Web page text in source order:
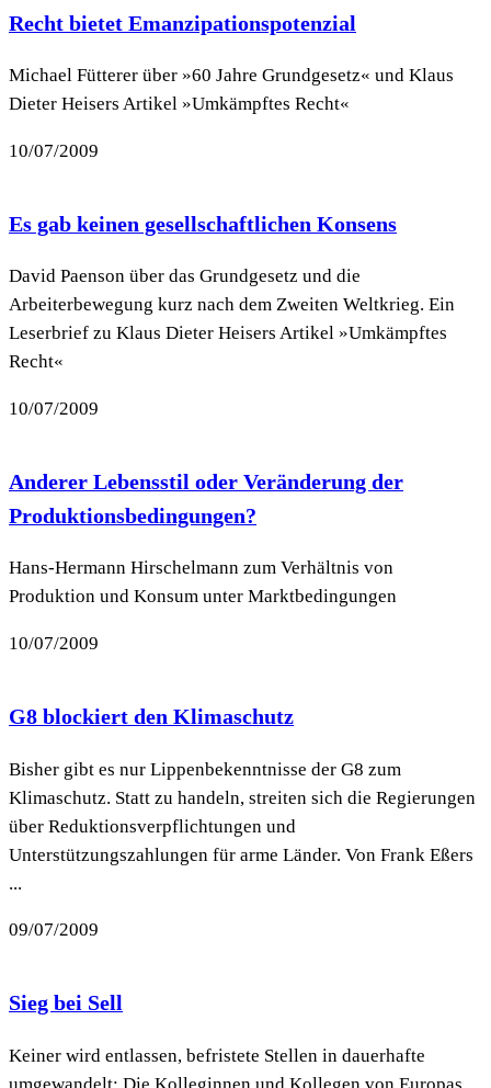
Recht bietet Emanzipationspotenzial
Michael Fütterer über »60 Jahre Grundgesetz« und Klaus
Dieter Heisers Artikel »Umkämpftes Recht«
10/07/2009
Es gab keinen gesellschaftlichen Konsens
David Paenson über das Grundgesetz und die
Arbeiterbewegung kurz nach dem Zweiten Weltkrieg. Ein
Leserbrief zu Klaus Dieter Heisers Artikel »Umkämpftes
Recht«
10/07/2009
Anderer Lebensstil oder Veränderung der
Produktionsbedingungen?
Hans-Hermann Hirschelmann zum Verhältnis von
Produktion und Konsum unter Marktbedingungen
10/07/2009
G8 blockiert den Klimaschutz
Bisher gibt es nur Lippenbekenntnisse der G8 zum
Klimaschutz. Statt zu handeln, streiten sich die Regierungen
über Reduktionsverpflichtungen und
Unterstützungszahlungen für arme Länder. Von Frank Eßers
...
09/07/2009
Sieg bei Sell
Keiner wird entlassen, befristete Stellen in dauerhafte
umgewandelt: Die Kolleginnen und Kollegen von Europas